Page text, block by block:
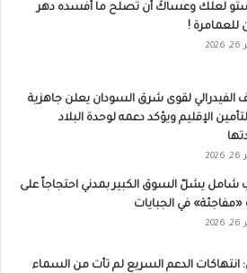
لعلك وعساكَ أن تُصلح ما أفسده دهر
للعمامرة !
الفيدرالي لقوى شرق السودان يعلن جاهزية
الإقليم ويؤكد دعمه لوحدة البلاد
شامل يشلّ السوق الكبير بمدني احتجاجاً على
«مفاجئة» في الجبايات
انتهاكات الدعم السريع لم تأت من السماء